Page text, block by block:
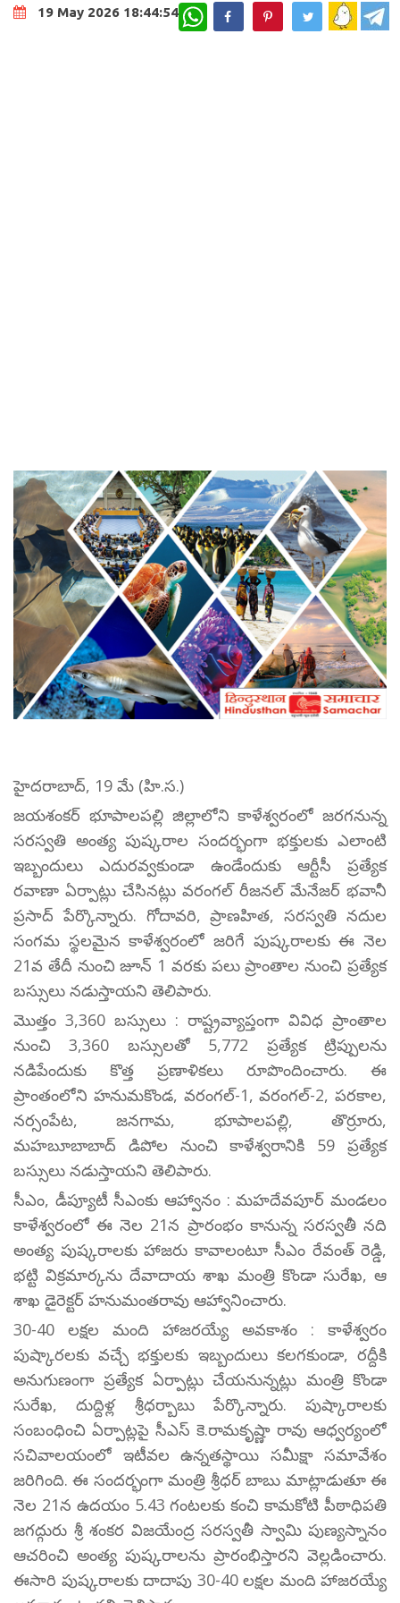
19 May 2026 18:44:54 WhatsApp
హైదరాబాద్, 19 మే (హి.స.)
జయశంకర్ భూపాలపల్లి జిల్లాలోని కాళేశ్వరంలో జరగనున్న
సరస్వతి అంత్య పుష్కరాల సందర్భంగా భక్తులకు ఎలాంటి
ఇబ్బందులు ఎదురవ్వకుండా ఉండేందుకు ఆర్టీసీ ప్రత్యేక
రవాణా ఏర్పాట్లు చేసినట్లు వరంగల్ రీజనల్ మేనేజర్ భవానీ
ప్రసాద్ పేర్కొన్నారు. గోదావరి, ప్రాణహిత, సరస్వతి నదుల
సంగమ స్థలమైన కాళేశ్వరంలో జరిగే పుష్కరాలకు ఈ నెల
21వ తేదీ నుంచి జూన్ 1 వరకు పలు ప్రాంతాల నుంచి ప్రత్యేక
బస్సులు నడుస్తాయని తెలిపారు.
మొత్తం 3,360 బస్సులు : రాష్ట్రవ్యాప్తంగా వివిధ ప్రాంతాల
నుంచి 3,360 బస్సులతో 5,772 ప్రత్యేక ట్రిప్పులను
నడిపేందుకు కొత్త ప్రణాళికలు రూపొందించారు. ఈ
ప్రాంతంలోని హనుమకొండ, వరంగల్-1, వరంగల్-2, పరకాల,
నర్సంపేట, జనగామ, భూపాలపల్లి, తొర్రూరు,
మహబూబాబాద్ డిపోల నుంచి కాళేశ్వరానికి 59 ప్రత్యేక
బస్సులు నడుస్తాయని తెలిపారు.
సీఎం, డీప్యూటీ సీఎంకు ఆహ్వానం : మహదేవపూర్ మండలం
కాళేశ్వరంలో ఈ నెల 21న ప్రారంభం కానున్న సరస్వతీ నది
అంత్య పుష్కరాలకు హాజరు కావాలంటూ సీఎం రేవంత్ రెడ్డి,
భట్టి విక్రమార్కను దేవాదాయ శాఖ మంత్రి కొండా సురేఖ, ఆ
శాఖ డైరెక్టర్ హనుమంతరావు ఆహ్వానించారు.
30-40 లక్షల మంది హాజరయ్యే అవకాశం : కాళేశ్వరం
పుష్కారలకు వచ్చే భక్తులకు ఇబ్బందులు కలగకుండా, రద్దీకి
అనుగుణంగా ప్రత్యేక ఏర్పాట్లు చేయనున్నట్లు మంత్రి కొండా
సురేఖ, దుద్దిళ్ల శ్రీధర్బాబు పేర్కొన్నారు. పుష్కారాలకు
సంబంధించి ఏర్పాట్లపై సీఎస్ కె.రామకృష్ణా రావు ఆధ్వర్యంలో
సచివాలయంలో ఇటీవల ఉన్నతస్థాయి సమీక్షా సమావేశం
జరిగింది. ఈ సందర్భంగా మంత్రి శ్రీధర్ బాబు మాట్లాడుతూ ఈ
నెల 21న ఉదయం 5.43 గంటలకు కంచి కామకోటి పీఠాధిపతి
జగద్గురు శ్రీ శంకర విజయేంద్ర సరస్వతీ స్వామి పుణ్యస్నానం
ఆచరించి అంత్య పుష్కరాలను ప్రారంభిస్తారని వెల్లడించారు.
ఈసారి పుష్కరాలకు దాదాపు 30-40 లక్షల మంది హాజరయ్యే